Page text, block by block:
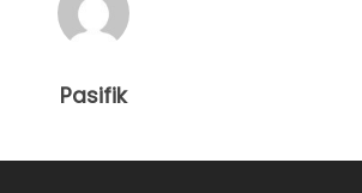
Pasifik